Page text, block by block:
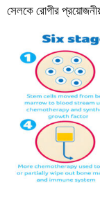
সেলকে রোগীর